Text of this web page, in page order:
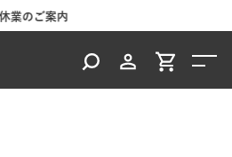
台風・地震の影響による配達状